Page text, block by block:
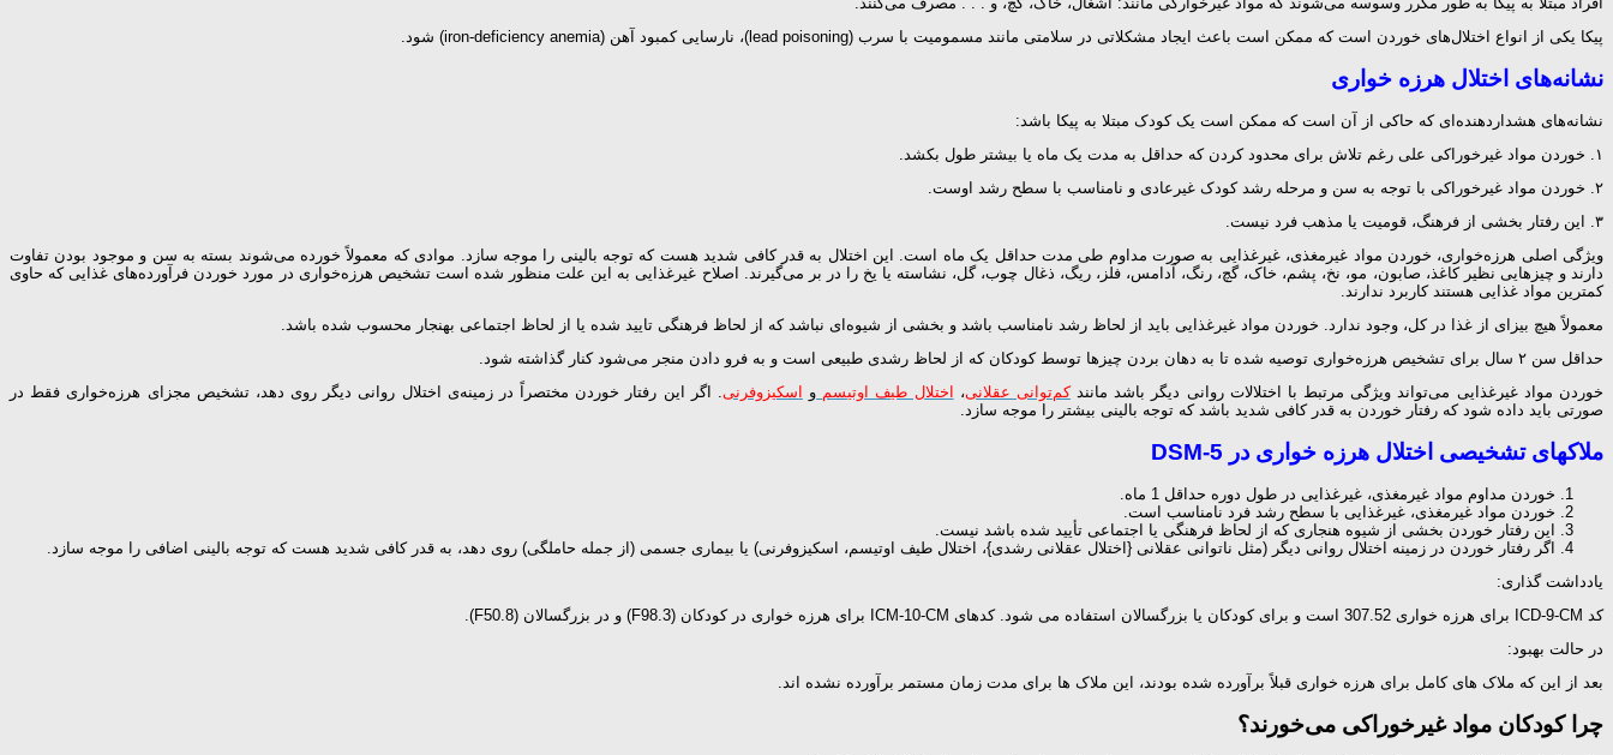
پیکا یکی از انواع اختلال‌های خوردن است که ممکن است باعث ایجاد مشکلاتی در سلامتی مانند مسمومیت با سرب (lead poisoning)، نارسایی کمبود آهن (iron-deficiency anemia) شود.
نشانه‌های اختلال هرزه خواری
نشانه‌های هشداردهنده‌ای که حاکی از آن است که ممکن است یک کودک مبتلا به پیکا باشد:
۱. خوردن مواد غیرخوراکی علی رغم تلاش برای محدود کردن که حداقل به مدت یک ماه یا بیشتر طول بکشد.
۲. خوردن مواد غیرخوراکی با توجه به سن و مرحله رشد کودک غیرعادی و نامناسب با سطح رشد اوست.
۳. این رفتار بخشی از فرهنگ، قومیت یا مذهب فرد نیست.
ویژگی اصلی هرزه‌خواری، خوردن مواد غیرمغذی، غیرغذایی به صورت مداوم طی مدت حداقل یک ماه است. این اختلال به قدر کافی شدید هست که توجه بالینی را موجه سازد. موادی که معمولاً خورده می‌شوند بسته به سن و موجود بودن تفاوت
دارند و چیزهایی نظیر کاغذ، صابون، مو، نخ، پشم، خاک، گچ، رنگ، آدامس، فلز، ریگ، ذغال چوب، گل، نشاسته یا یخ را در بر می‌گیرند. اصلاح غیرغذایی به این علت منظور شده است تشخیص هرزه‌خواری در مورد خوردن فرآورده‌های غذایی که حاوی
کمترین مواد غذایی هستند کاربرد ندارند.
معمولاً هیچ بیزای از غذا در کل، وجود ندارد. خوردن مواد غیرغذایی باید از لحاظ رشد نامناسب باشد و بخشی از شیوه‌ای نباشد که از لحاظ فرهنگی تایید شده یا از لحاظ اجتماعی بهنجار محسوب شده باشد.
حداقل سن ۲ سال برای تشخیص هرزه‌خواری توصیه شده تا به دهان بردن چیزها توسط کودکان که از لحاظ رشدی طبیعی است و به فرو دادن منجر می‌شود کنار گذاشته شود.
خوردن مواد غیرغذایی می‌تواند ویژگی مرتبط با اختلالات روانی دیگر باشد مانندکم‌توانی عقلانی، اختلال طیف اوتیسم و اسکیزوفرنی . اگر این رفتار خوردن مختصراً در زمینه‌ی اختلال روانی دیگر روی دهد، تشخیص مجزای هرزه‌خواری فقط در
صورتی باید داده شود که رفتار خوردن به قدر کافی شدید باشد که توجه بالینی بیشتر را موجه سازد.
ملاکهای تشخیصی اختلال هرزه خواری در DSM-5
خوردن مداوم مواد غیرمغذی، غیرغذایی در طول دوره حداقل 1 ماه.
خوردن مواد غیرمغذی، غیرغذایی با سطح رشد فرد نامناسب است.
این رفتار خوردن بخشی از شیوه هنجاری که از لحاظ فرهنگی یا اجتماعی تأیید شده باشد نیست.
اگر رفتار خوردن در زمینه اختلال روانی دیگر (مثل ناتوانی عقلانی {اختلال عقلانی رشدی}، اختلال طیف اوتیسم، اسکیزوفرنی) یا بیماری جسمی (از جمله حاملگی) روی دهد، به قدر کافی شدید هست که توجه بالینی اضافی را موجه سازد.
یادداشت گذاری:
کد ICD-9-CM برای هرزه خواری 307.52 است و برای کودکان یا بزرگسالان استفاده می شود. کدهای ICM-10-CM برای هرزه خواری در کودکان (F98.3) و در بزرگسالان (F50.8).
در حالت بهبود:
بعد از این که ملاک های کامل برای هرزه خواری قبلاً برآورده شده بودند، این ملاک ها برای مدت زمان مستمر برآورده نشده اند.
چرا کودکان مواد غیرخوراکی می‌خورند؟